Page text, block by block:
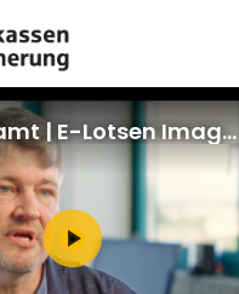
Mach dich schlau
GEMA-Pakt
Di@-Lotsen in Hessen
Energiepreiskrise und Ehrenamt
Flüchtlingshilfe + Integration
Generationsübergreifend aktiv
Patenschaftsprojekte
Qualifizierung & Fortbildung
Stiftungen
Vereine, Spenden, Steuern - Gut
Versicherungsschutz
Wissenswertes rund um dein
Zahlen, Daten, Fakten aus Hessen